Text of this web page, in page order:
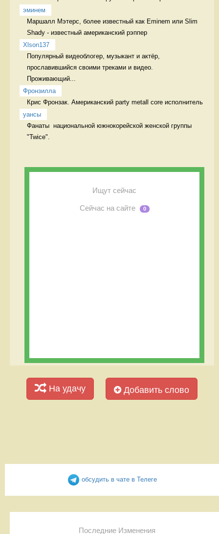
эминем
Маршалл Мэтерс, более известный как Eminem или Slim
Shady - известный американский рэппер
Xlson137
Популярный видеоблогер, музыкант и актёр,
прославившийся своими треками и видео.
Проживающий...
Фронзилла
уансы
Фанаты  национальной южнокорейской женской группы
"Twice".
Ищут сейчас
Сейчас на сайте 0
На удачу Добавить слово
обсудить в чате в Телеге
Последние Изменения